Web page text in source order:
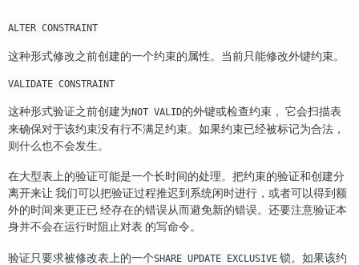
ALTER CONSTRAINT
这种形式修改之前创建的一个约束的属性。当前只能修改外键约束。
VALIDATE CONSTRAINT
这种形式验证之前创建为 NOT VALID的外键或检查约束， 它会扫描表
来确保对于该约束没有行不满足约束。如果约束已经被标记为合法，
则什么也不会发生。
在大型表上的验证可能是一个长时间的处理。把约束的验证和创建分
离开来让 我们可以把验证过程推迟到系统闲时进行，或者可以得到额
外的时间来更正已 经存在的错误从而避免新的错误。还要注意验证本
身并不会在运行时阻止对表 的写命令。
验证只要求被修改表上的一个SHARE UPDATE EXCLUSIVE 锁。如果该约